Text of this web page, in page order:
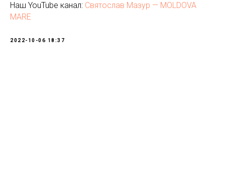
Наш YouTube канал: Святослав Мазур — MOLDOVA
MARE
2022-10-06 18:37